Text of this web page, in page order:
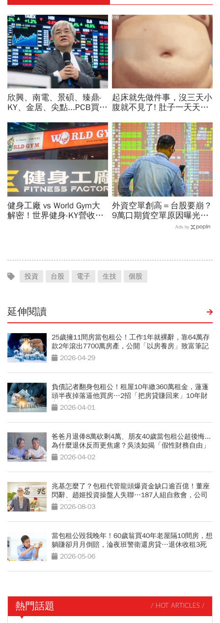
欣興、南電、景碩、臻鼎-
KY、金居、尖點...PCB買誰
11月末升段首選，V轉反彈
最快
起床就先做件事，沒三天小
腹就不見了! 肚子一天天變
PR
健身工廠 vs World Gym大
解密！世界健身-KY營收大
外資空單創高＝台股要崩？
9萬口期貨空單原因曝光！
華邦電、南亞科...老手喊
Ads by
投資 台股 電子 生技 個股
延伸閱讀
25歲擁11間房當包租公！工作1年就裸辭，靠64萬存
款2年滾出7700萬房產，公開「以房養房」致富筆記
2026-04-29
負債記者翻身包租公！租屋10年繳360萬租金，蓮蓬
頭半夜掉落逼他買房…2招「把房貸賺回來」10年財
富自由
2026-04-01
爸爸月退俸8萬砍剩4萬、朋友40歲當包租公超後悔...
為什麼退休反而更焦慮？吳淡如揭「假性財務自由」
5大危機
2026-04-02
兆基怎麼了？包租代管龍頭爆資金缺口逾百億！董座
閃辭、趙姬投資操盤人失聯…187人組自救會，公司
最新聲明
2026-08-03
當包租公毀我晚年！60歲翁買40年老屋隔10間房，想
躺賺卻月月倒賠，淪夜班警衛還房貸…退休收租3死
穴 2026-05-06
熱門話題 / HOT ARTICLES /